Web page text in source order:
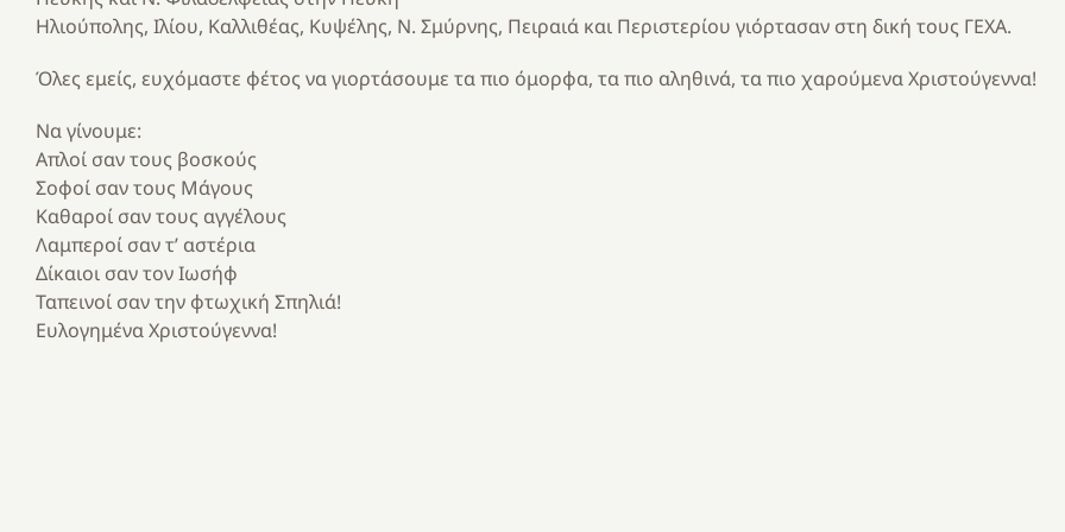
Ηλιούπολης, Ιλίου, Καλλιθέας, Κυψέλης, Ν. Σμύρνης, Πειραιά και Περιστερίου γιόρτασαν στη δική τους ΓΕΧΑ.
Όλες εμείς, ευχόμαστε φέτος να γιορτάσουμε τα πιο όμορφα, τα πιο αληθινά, τα πιο χαρούμενα Χριστούγεννα!
Να γίνουμε:
Απλοί σαν τους βοσκούς
Σοφοί σαν τους Μάγους
Καθαροί σαν τους αγγέλους
Λαμπεροί σαν τ’ αστέρια
Δίκαιοι σαν τον Ιωσήφ
Ταπεινοί σαν την φτωχική Σπηλιά!
Ευλογημένα Χριστούγεννα!